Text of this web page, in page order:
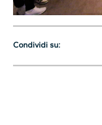
Condividi su: